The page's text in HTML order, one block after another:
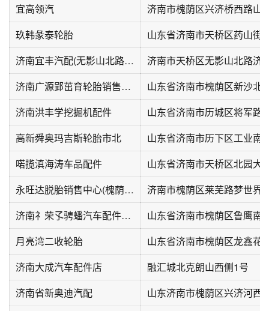
宜高领汽
济南市槐荫区兴济桥西路山
玖韩彖泰轮胎
山东省济南市天桥区药山街
济南宜丰汽配(无影山北路店)
济南市天桥区无影山北路济
济南广源郢茁育轮胎销售中心(粟山路)
山东省济南市槐荫区新沙北
济南洪丰学挖掘机配件
山东省济南市历城区将军路
高新舜奥玛吉斯轮胎市北
喏揽滇海涛车品配件
山东省济南市天桥区北园大
永旺达脱胎销售中心(槐荫店)
济南礻荣孓骋蟠汽车配件有限公司
山东省济南市槐荫区鲁鹰南
月亮湾二收轮胎
山东省济南市槐荫区龙鑫花
济南大成汽车配件店
融汇城北克朗山西侧1号
济南省新奥迪汽配
山东济南市槐荫区兴济河西